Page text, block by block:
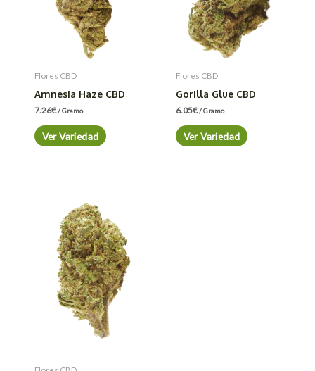
Flores CBD
Amnesia Haze CBD
7.26€/ Gramo
Ver Variedad
Flores CBD
Gorilla Glue CBD
6.05€/ Gramo
Ver Variedad